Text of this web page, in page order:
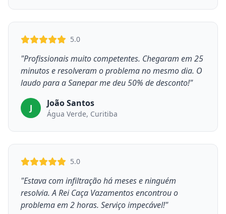
5.0
"Profissionais muito competentes. Chegaram em 25
minutos e resolveram o problema no mesmo dia. O
laudo para a Sanepar me deu 50% de desconto!"
J João Santos
Água Verde, Curitiba
5.0
"Estava com infiltração há meses e ninguém
resolvia. A Rei Caça Vazamentos encontrou o
problema em 2 horas. Serviço impecável!"